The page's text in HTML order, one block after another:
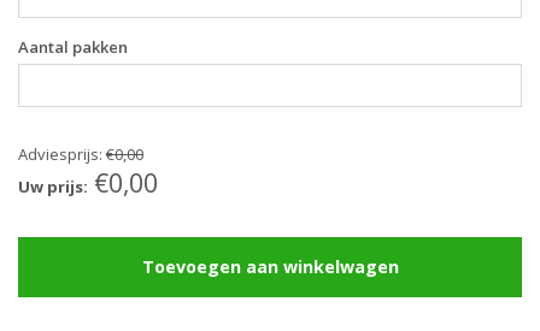
Aantal pakken
Adviesprijs: €0,00
Uw prijs: €0,00
Toevoegen aan winkelwagen